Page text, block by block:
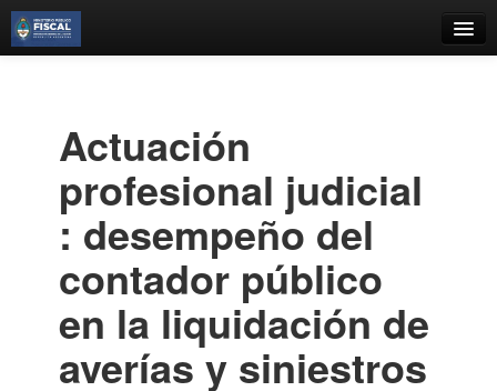
Estantes Virtuales
Contacto
Iniciar sesión
Actuación
profesional judicial
: desempeño del
contador público
en la liquidación de
averías y siniestros